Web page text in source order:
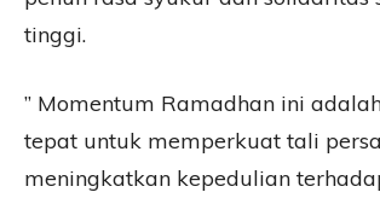
tinggi.
” Momentum Ramadhan ini
tepat untuk memperkuat tali
meningkatkan kepedulian